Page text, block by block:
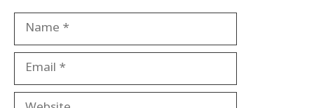
Name
Email
Website